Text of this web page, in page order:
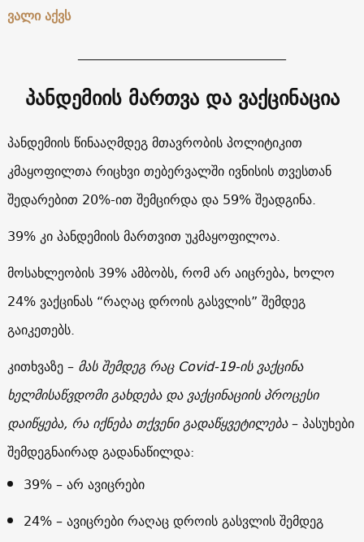
ვალი აქვს
პანდემიის მართვა და ვაქცინაცია
პანდემიის წინააღმდეგ მთავრობის პოლიტიკით
კმაყოფილთა რიცხვი თებერვალში ივნისის თვესთან
შედარებით 20%-ით შემცირდა და 59% შეადგინა.
39% კი პანდემიის მართვით უკმაყოფილოა.
მოსახლეობის 39% ამბობს, რომ არ აიცრება, ხოლო
24% ვაქცინას “რაღაც დროის გასვლის” შემდეგ
გაიკეთებს.
კითხვაზე – მას შემდეგ რაც Covid-19-ის ვაქცინა
ხელმისაწვდომი გახდება და ვაქცინაციის პროცესი
დაიწყება, რა იქნება თქვენი გადაწყვეტილება– პასუხები
შემდეგნაირად გადანაწილდა:
39% – არ ავიცრები
24% – ავიცრები რაღაც დროის გასვლის შემდეგ